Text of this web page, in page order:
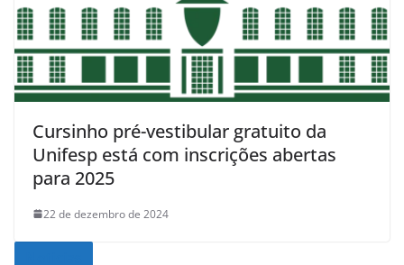
Cursinho pré-vestibular gratuito da
Unifesp está com inscrições abertas
para 2025
22 de dezembro de 2024